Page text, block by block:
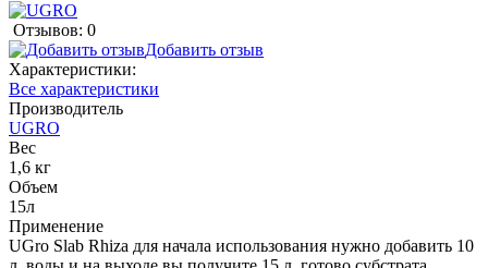
Отзывов: 0
Добавить отзыв
Характеристики:
Все характеристики
Производитель
UGRO
Вес
1,6 кг
Объем
15л
Применение
UGro Slab Rhiza для начала использования нужно добавить 10